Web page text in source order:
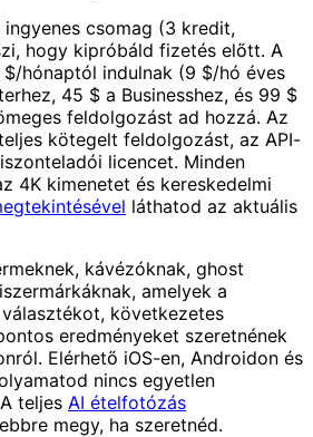
ingyenes csomag (3 kredit,
hogy kipróbáld fizetés előtt. A
hónaptól indulnak (9 $/hó éves
45 $ a Businesshez, és 99 $
feldolgozást ad hozzá. Az
kötegelt feldolgozást, az API-
licencet. Minden
4K kimenetet és kereskedelmi
láthatod az aktuális
kávézóknak, ghost
amelyek a
következetes
eredményeket szeretnének
Elérhető iOS-en, Androidon és
nincs egyetlen
teljes AI ételfotózás
megy, ha szeretnéd.